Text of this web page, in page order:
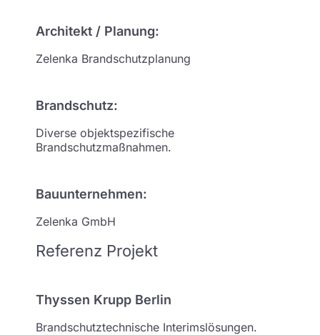
Architekt / Planung:
Zelenka Brandschutzplanung
Brandschutz:
Diverse objektspezifische
Brandschutzmaßnahmen.
Bauunternehmen:
Zelenka GmbH
Referenz Projekt
Thyssen Krupp Berlin
Brandschutztechnische Interimslösungen.